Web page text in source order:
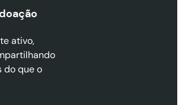
o
ativo,
do que o